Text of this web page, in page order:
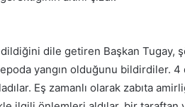
dile getiren Başkan Tugay,
yangın olduğunu bildirdiler.
Eş zamanlı olarak zabıta